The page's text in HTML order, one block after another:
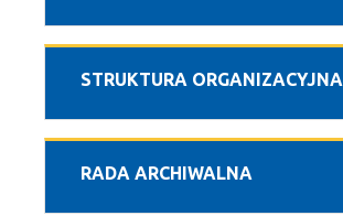
STRUKTURA ORGANIZACYJNA
RADA ARCHIWALNA